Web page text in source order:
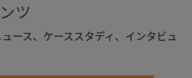
ツ
ース、ケーススタディ、インタビュ